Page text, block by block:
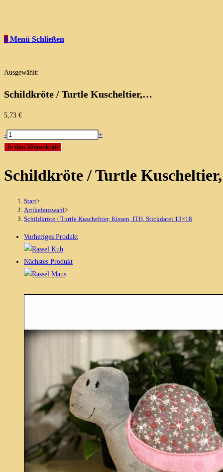
0 Menü Schließen
Ausgewählt:
Schildkröte / Turtle Kuscheltier,…
5,73 €
Schildkröte
Kuscheltier,
Stickdatei
13x18
-
+
In den Warenkorb
Schildkröte / Turtle
Start>
Artikelauswahl>
Schildkröte / Turtle Kuscheltier, Kissen, ITH, Stickdatei 13×18
Vorheriges Produkt
Nächstes Produkt